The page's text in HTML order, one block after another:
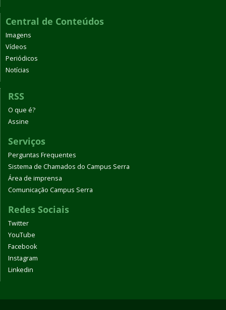
Central de Conteúdos
Imagens
Vídeos
Periódicos
Notícias
RSS
O que é?
Assine
Serviços
Perguntas Frequentes
Sistema de Chamados do Campus Serra
Área de imprensa
Comunicação Campus Serra
Redes Sociais
Twitter
YouTube
Facebook
Instagram
Linkedin